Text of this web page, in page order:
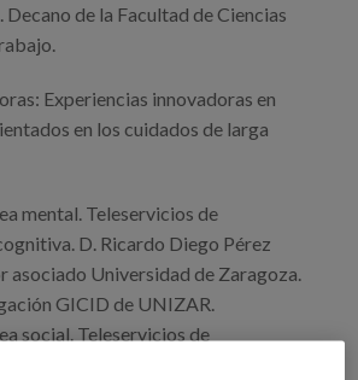
de la Facultad de Ciencias
Experiencias innovadoras en
en los cuidados de larga
mental. Teleservicios de
D. Ricardo Diego Pérez
asociado Universidad de Zaragoza.
GICID de UNIZAR.
social. Teleservicios de